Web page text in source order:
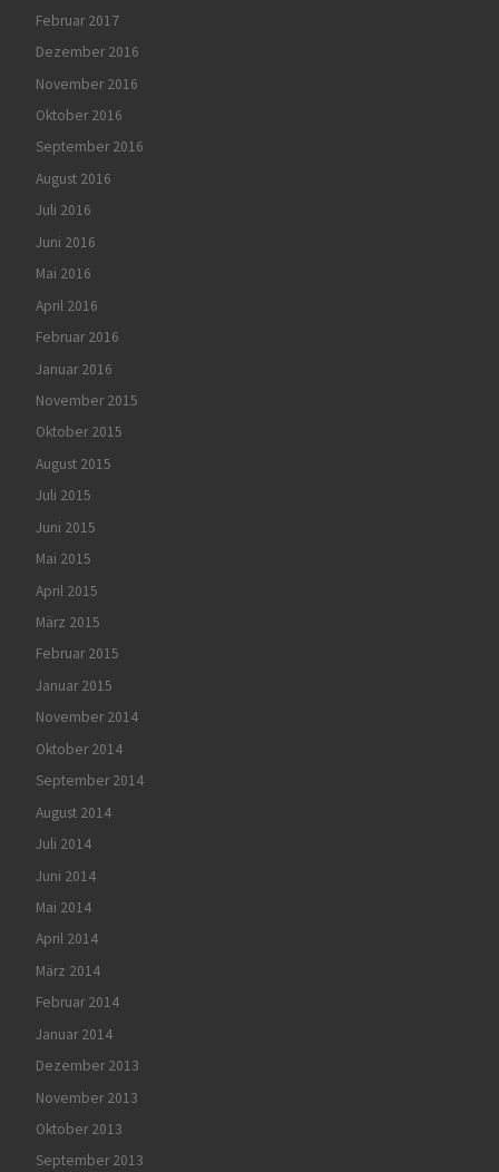
Februar 2017
Dezember 2016
November 2016
Oktober 2016
September 2016
August 2016
Juli 2016
Juni 2016
Mai 2016
April 2016
Februar 2016
Januar 2016
November 2015
Oktober 2015
August 2015
Juli 2015
Juni 2015
Mai 2015
April 2015
März 2015
Februar 2015
Januar 2015
November 2014
Oktober 2014
September 2014
August 2014
Juli 2014
Juni 2014
Mai 2014
April 2014
März 2014
Februar 2014
Januar 2014
Dezember 2013
November 2013
Oktober 2013
September 2013